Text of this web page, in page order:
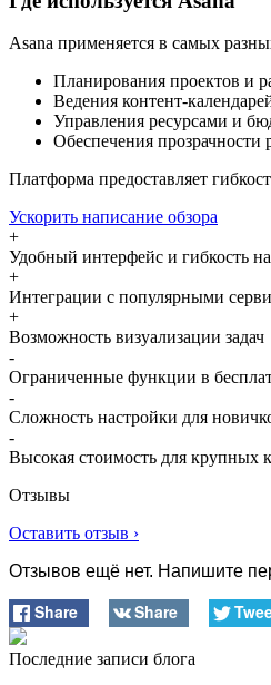
Asana применяется в самых
Планирования проектов и
Ведения контент-
Управления ресурсами и
Обеспечения прозрачности
Платформа предоставляет
Ускорить написание обзора
+
Удобный интерфейс и гибкость
+
Интеграции с популярными
+
Возможность визуализации задач
-
Ограниченные функции в
-
Сложность настройки для
-
Высокая стоимость для крупных
Отзывы
Оставить отзыв ›
Отзывов ещё нет. Напишите
Share Share
Последние записи блога